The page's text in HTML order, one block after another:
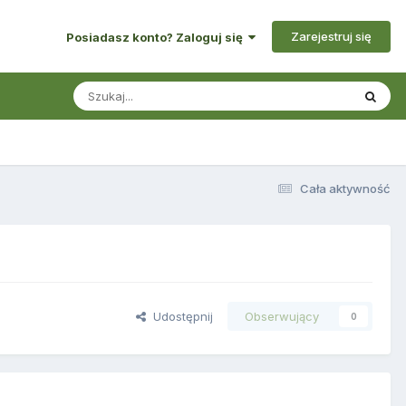
Posiadasz konto? Zaloguj się Zarejestruj się
Cała aktywność
Udostępnij Obserwujący 0